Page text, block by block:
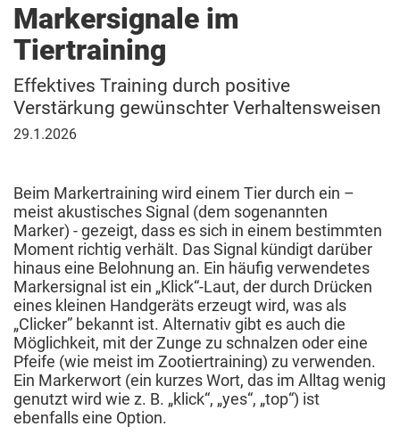
Markersignale im
Tiertraining
Effektives Training durch positive
Verstärkung gewünschter Verhaltensweisen
29.
29.1.2026
Beim Markertraining wird einem Tier durch ein –
meist akustisches Signal (dem sogenannten
Marker) - gezeigt, dass es sich in einem bestimmten
Moment richtig verhält. Das Signal kündigt darüber
hinaus eine Belohnung an. Ein häufig verwendetes
Markersignal ist ein „Klick“-Laut, der durch Drücken
eines kleinen Handgeräts erzeugt wird, was als
„Clicker” bekannt ist. Alternativ gibt es auch die
Möglichkeit, mit der Zunge zu schnalzen oder eine
Pfeife (wie meist im Zootiertraining) zu verwenden.
Ein Markerwort (ein kurzes Wort, das im Alltag wenig
genutzt wird wie z. B. „klick“, „yes“, „top“) ist
ebenfalls eine Option.